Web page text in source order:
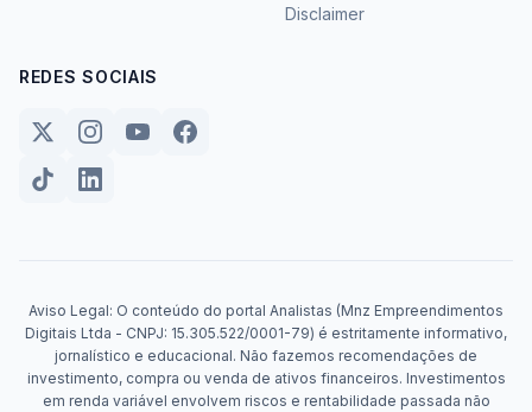
Disclaimer
REDES SOCIAIS
Aviso Legal: O conteúdo do portal Analistas (Mnz Empreendimentos
Digitais Ltda - CNPJ: 15.305.522/0001-79) é estritamente informativo,
jornalístico e educacional. Não fazemos recomendações de
investimento, compra ou venda de ativos financeiros. Investimentos
em renda variável envolvem riscos e rentabilidade passada não